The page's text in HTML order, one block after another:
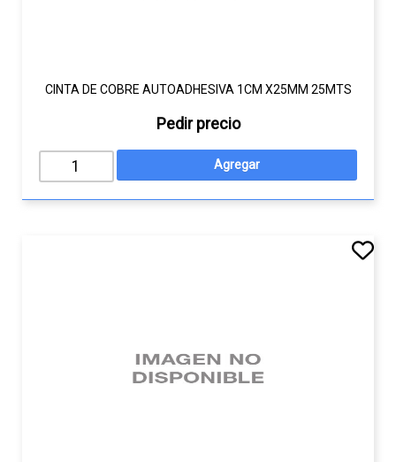
CINTA DE COBRE AUTOADHESIVA 1CM X25MM 25MTS
Pedir precio